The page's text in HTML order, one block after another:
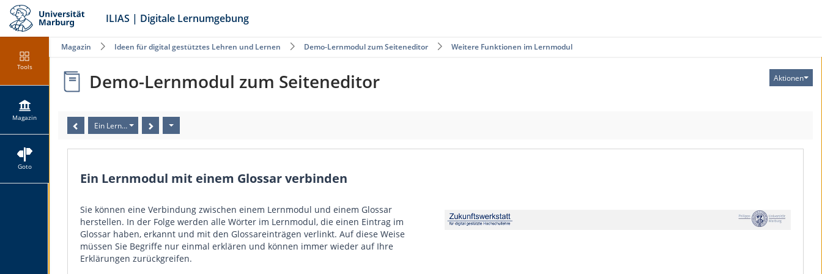
ILIAS | Digitale Lernumgebung
Tools
Magazin
Goto
Magazin Ideen für digital gestütztes Lehren und Lernen Demo-Lernmodul zum Seiteneditor Weitere Funktionen im Lernmodul
Aktionen
Demo-Lernmodul zum Seiteneditor
Ein Lernmodul mit einem Glossar verbinden
Ein Lernmodul mit einem Glossar verbinden
Sie können eine Verbindung zwischen einem Lernmodul und einem Glossar
herstellen. In der Folge werden alle Wörter im Lernmodul, die einen Eintrag im
Glossar haben, erkannt und mit den Glossareinträgen verlinkt. Auf diese Weise
müssen Sie Begriffe nur einmal erklären und können immer wieder auf Ihre
Erklärungen zurückgreifen.
Video
Player